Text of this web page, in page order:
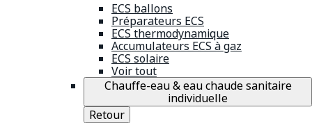
ECS ballons
Préparateurs ECS
ECS thermodynamique
Accumulateurs ECS à gaz
ECS solaire
Voir tout
Chauffe-eau & eau chaude sanitaire
individuelle
Retour